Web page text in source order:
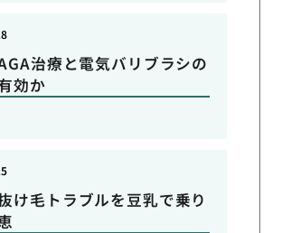
治療と電気バリブラシの
効か
け毛トラブルを豆乳で乗り